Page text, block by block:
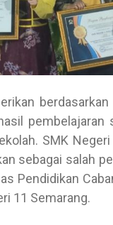
pembelajaran
SMK
sebagai salah
Pendidikan
11 Semarang.